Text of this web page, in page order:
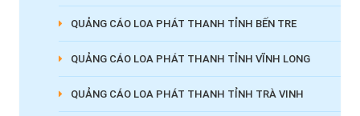
QUẢNG CÁO LOA PHÁT THANH TỈNH BẾN TRE
QUẢNG CÁO LOA PHÁT THANH TỈNH VĨNH LONG
QUẢNG CÁO LOA PHÁT THANH TỈNH TRÀ VINH